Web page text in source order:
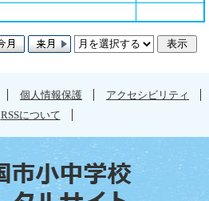
個人情報保護
アクセシビリティ
RSSについて